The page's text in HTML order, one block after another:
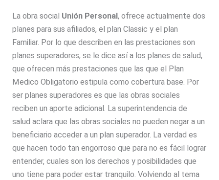
La obra social Unión Personal, ofrece actualmente dos
planes para sus afiliados, el plan Classic y el plan
Familiar. Por lo que describen en las prestaciones son
planes superadores, se le dice así a los planes de salud,
que ofrecen más prestaciones que las que el Plan
Medico Obligatorio estipula como cobertura base. Por
ser planes superadores es que las obras sociales
reciben un aporte adicional. La superintendencia de
salud aclara que las obras sociales no pueden negar a un
beneficiario acceder a un plan superador. La verdad es
que hacen todo tan engorroso que para no es fácil lograr
entender, cuales son los derechos y posibilidades que
uno tiene para poder estar tranquilo. Volviendo al tema